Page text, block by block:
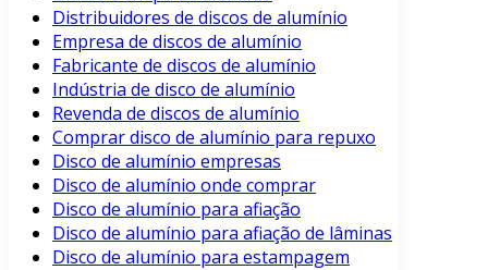
Distribuidores de discos de alumínio
Empresa de discos de alumínio
Fabricante de discos de alumínio
Indústria de disco de alumínio
Revenda de discos de alumínio
Comprar disco de alumínio para repuxo
Disco de alumínio empresas
Disco de alumínio onde comprar
Disco de alumínio para afiação
Disco de alumínio para afiação de lâminas
Disco de alumínio para estampagem